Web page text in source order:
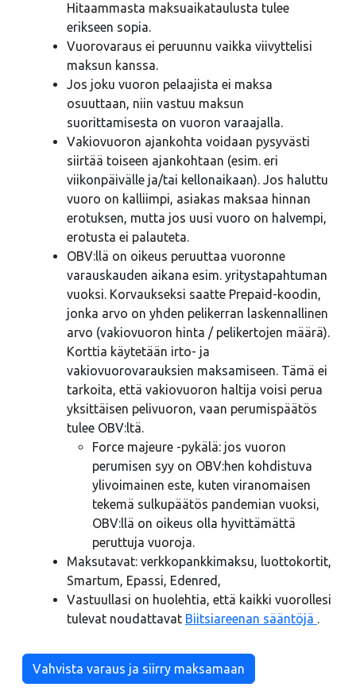
Hitaammasta maksuaikataulusta tulee
erikseen sopia.
Vuorovaraus ei peruunnu vaikka viivyttelisi
maksun kanssa.
Jos joku vuoron pelaajista ei maksa
osuuttaan, niin vastuu maksun
suorittamisesta on vuoron varaajalla.
Vakiovuoron ajankohta voidaan pysyvästi
siirtää toiseen ajankohtaan (esim. eri
viikonpäivälle ja/tai kellonaikaan). Jos haluttu
vuoro on kalliimpi, asiakas maksaa hinnan
erotuksen, mutta jos uusi vuoro on halvempi,
erotusta ei palauteta.
OBV:llä on oikeus peruuttaa vuoronne
varauskauden aikana esim. yritystapahtuman
vuoksi. Korvaukseksi saatte Prepaid-koodin,
jonka arvo on yhden pelikerran laskennallinen
arvo (vakiovuoron hinta / pelikertojen määrä).
Korttia käytetään irto- ja
vakiovuorovarauksien maksamiseen. Tämä ei
tarkoita, että vakiovuoron haltija voisi perua
yksittäisen pelivuoron, vaan perumispäätös
tulee OBV:ltä.
Force majeure -pykälä: jos vuoron
perumisen syy on OBV:hen kohdistuva
ylivoimainen este, kuten viranomaisen
tekemä sulkupäätös pandemian vuoksi,
OBV:llä on oikeus olla hyvittämättä
peruttuja vuoroja.
Maksutavat: verkkopankkimaksu, luottokortit,
Smartum, Epassi, Edenred,
Vastuullasi on huolehtia, että kaikki vuorollesi
tulevat noudattavat Biitsiareenan sääntöjä .
Vahvista varaus ja siirry maksamaan